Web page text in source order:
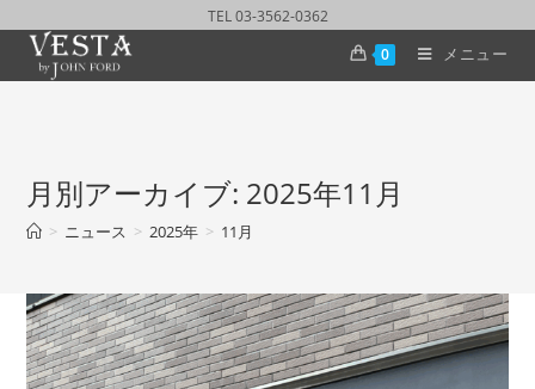
TEL 03-3562-0362
0
メニュー
月別アーカイブ: 2025年11月
> ニュース > 2025年 > 11月